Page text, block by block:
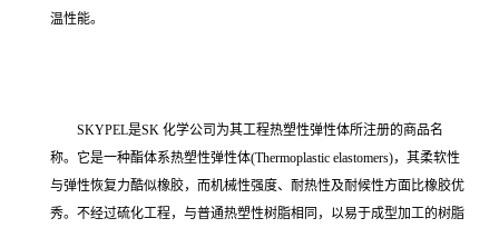
温性能。
SKYPEL是SK 化学公司为其工程热塑性弹性体所注册的商品名
称。它是一种酯体系热塑性弹性体(Thermoplastic elastomers)，其柔软性
与弹性恢复力酷似橡胶，而机械性强度、耐热性及耐候性方面比橡胶优
秀。不经过硫化工程，与普通热塑性树脂相同，以易于成型加工的树脂